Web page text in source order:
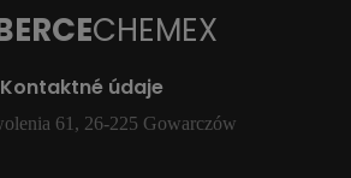
CHEMEX
Kontaktné údaje
61, 26-225 Gowarczów